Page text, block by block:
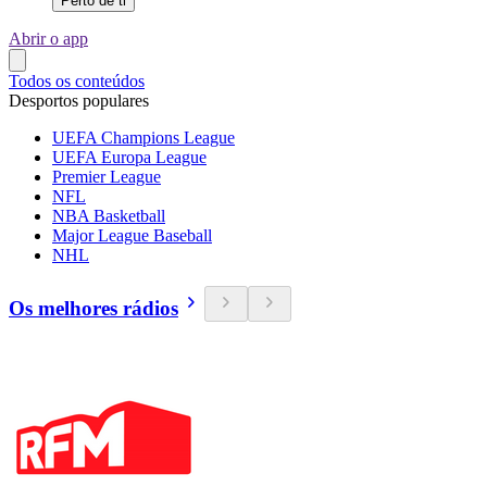
Abrir o app
Todos os conteúdos
Desportos populares
UEFA Champions League
UEFA Europa League
Premier League
NFL
NBA Basketball
Major League Baseball
NHL
Os melhores rádios